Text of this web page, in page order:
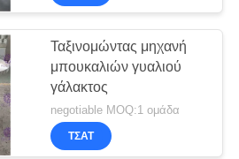
Ταξινομώντας μηχανή
μπουκαλιών γυαλιού
γάλακτος
negotiable MOQ:1 ομάδα
ΤΣΆΤ